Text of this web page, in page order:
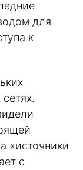
для
к
«источники
с